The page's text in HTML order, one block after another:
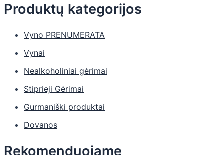
Produktų kategorijos
Vyno PRENUMERATA
Vynai
Nealkoholiniai gėrimai
Stiprieji Gėrimai
Gurmaniški produktai
Dovanos
Rekomenduojame